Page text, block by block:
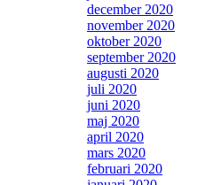
december 2020
november 2020
oktober 2020
september 2020
augusti 2020
juli 2020
juni 2020
maj 2020
april 2020
mars 2020
februari 2020